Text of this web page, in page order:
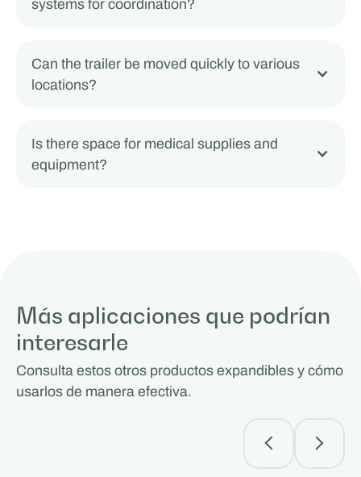
systems for coordination?
Can the trailer be moved quickly to various
locations?
Is there space for medical supplies and
equipment?
Más aplicaciones que podrían
interesarle
Consulta estos otros productos expandibles y cómo
usarlos de manera efectiva.